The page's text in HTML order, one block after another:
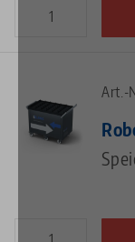
Art.-